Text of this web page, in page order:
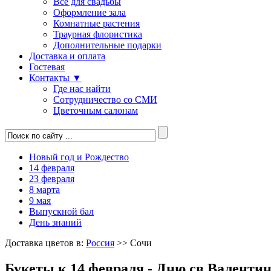
Оформление зала
Комнатные растения
Траурная флористика
Дополнительные подарки
Доставка и оплата
Гостевая
Контакты ▼
Где нас найти
Сотрудничество со СМИ
Цветочным салонам
Новый год и Рождество
14 февраля
23 февраля
8 марта
9 мая
Выпускной бал
День знаний
Доставка цветов в: Россия >> Сочи